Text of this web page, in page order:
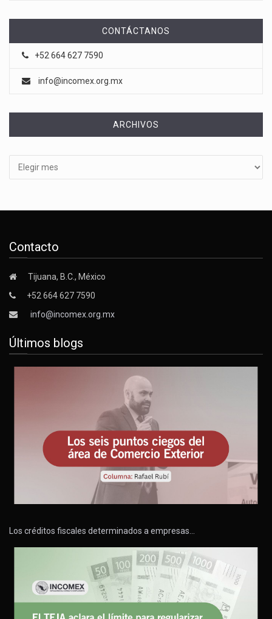
CONTÁCTANOS
+52 664 627 7590
info@incomex.org.mx
ARCHIVOS
Contacto
Tijuana, B.C., México
+52 664 627 7590
info@incomex.org.mx
Últimos blogs
Los créditos fiscales determinados a empresas…